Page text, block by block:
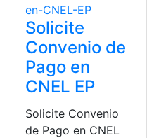
Solicite
Convenio de
Pago en
CNEL EP
Solicite Convenio
de Pago en CNEL